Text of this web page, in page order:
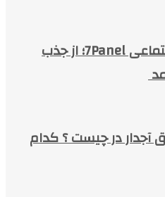
خدمات شبکه‌های اجتماعی 7Panel؛ از جذب
در چیست ؟ کدام